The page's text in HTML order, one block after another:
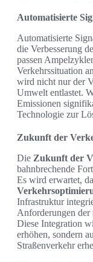
Automatisierte
Automatisierte
die Verbesserung
passen
Verkehrssituation
wird nicht nur der
Umwelt entlastet.
Emissionen
Technologie zur
Zukunft der
Die Zukunft der
bahnbrechende
Es wird erwartet,
Infrastruktur
Anforderungen der
Diese Integration
erhöhen, sondern
Straßenverkehr